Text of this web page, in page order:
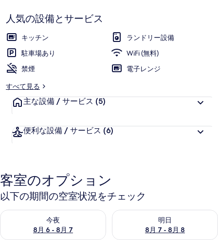
外観
人気の設備とサービス
キッチン
ランドリー設備
駐車場あり
WiFi (無料)
禁煙
電子レンジ
すべて見る
主な設備 / サービス (5)
便利な設備 / サービス (6)
客室のオプション
以下の期間の空室状況をチェック
今夜
8月 6 - 8月 7
今夜 8月 6 - 8月 7 の空室状況をチェック
明日
8月 7 - 8月 8
明日 8月 7 - 8月 8 の空室状況